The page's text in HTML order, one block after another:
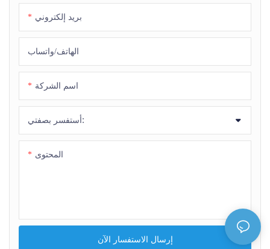
بريد إلكتروني
الهاتف/واتساب
اسم الشركة
أستفسر بصفتي:
المحتوى
إرسال الاستفسار الآن